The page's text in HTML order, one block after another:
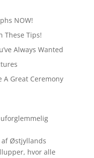
NOW!
These Tips!
Always Wanted
A Great Ceremony
Østjyllands
hvor alle